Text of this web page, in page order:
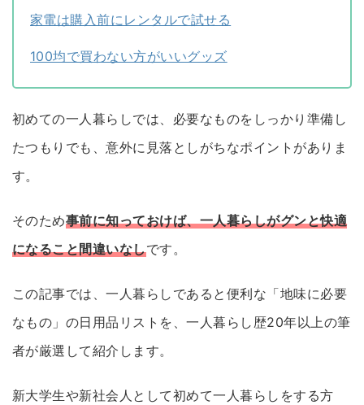
家電は購入前にレンタルで試せる
100均で買わない方がいいグッズ
初めての一人暮らしでは、必要なものをしっかり準備し
たつもりでも、意外に見落としがちなポイントがありま
す。
そのため事前に知っておけば、一人暮らしがグンと快適
になること間違いなしです。
この記事では、一人暮らしであると便利な「地味に必要
なもの」の日用品リストを、一人暮らし歴20年以上の筆
者が厳選して紹介します。
新大学生や新社会人として初めて一人暮らしをする方